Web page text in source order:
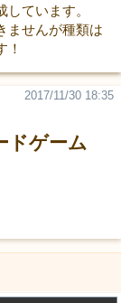
ています。
ませんが種類は
！
ドゲーム
2017/11/30 18:35